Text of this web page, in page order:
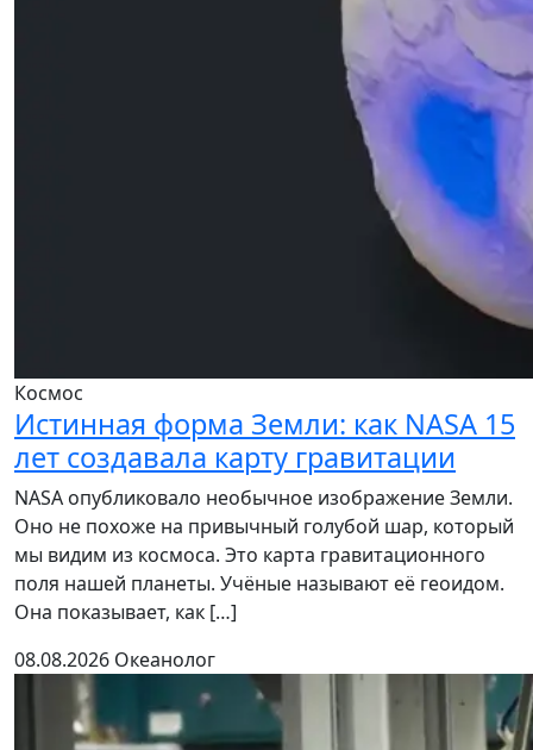
Космос
Истинная форма Земли: как NASA 15
лет создавала карту гравитации
NASA опубликовало необычное изображение Земли.
Оно не похоже на привычный голубой шар, который
мы видим из космоса. Это карта гравитационного
поля нашей планеты. Учёные называют её геоидом.
Она показывает, как […]
08.08.2026 Океанолог